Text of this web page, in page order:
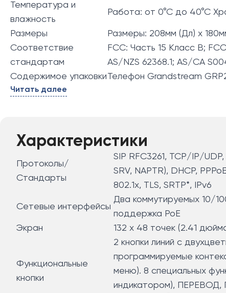
Температура и
влажность
Работа: от 0°C до 40°C
Размеры
Размеры: 208мм (Дл) x
Соответствие
стандартам
FCC: Часть 15 Класс B;
AS/NZS 62368.1; AS/CA
Содержимое упаковкиТелефон Grandstream
Читать далее
Характеристики
Протоколы/
Стандарты
SIP RFC3261, TCP/IP/
SRV, NAPTR), DHCP,
802.1x, TLS, SRTP*, IPv6
Сетевые интерфейсы
Два коммутируемых 10/
поддержка PoE
Экран
132 x 48 точек (2.41
Функциональные
кнопки
2 кнопки линий с
программируемые
меню). 8 специальных
индикатором),